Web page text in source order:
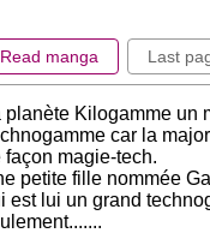
Read manga Last
planète Kilogamme un
car la
façon magie-tech.
petite fille nommée
est lui un grand